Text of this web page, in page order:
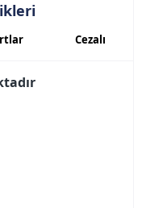
Cezalı